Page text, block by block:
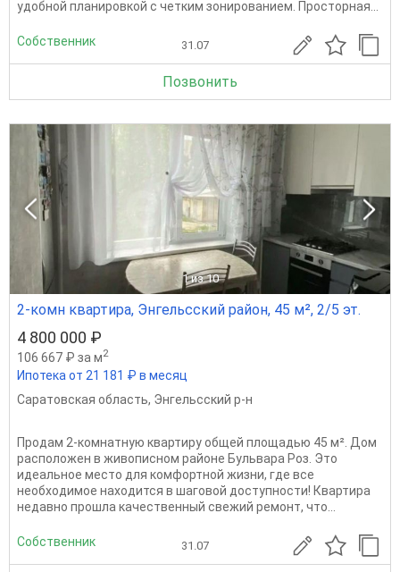
удобной планировкой с четким зонированием. Просторная...
Собственник 31.07
Позвонить
1 из 10
2-комн квартира, Энгельсский район, 45 м², 2/5 эт.
4 800 000 ₽
106 667 ₽ за м2
Ипотека от 21 181 ₽ в месяц
Саратовская область, Энгельсский р-н
Продам 2-комнатную квартиру общей площадью 45 м². Дом
расположен в живописном районе Бульвара Роз. Это
идеальное место для комфортной жизни, где все
необходимое находится в шаговой доступности! Квартира
недавно прошла качественный свежий ремонт, что...
Собственник 31.07